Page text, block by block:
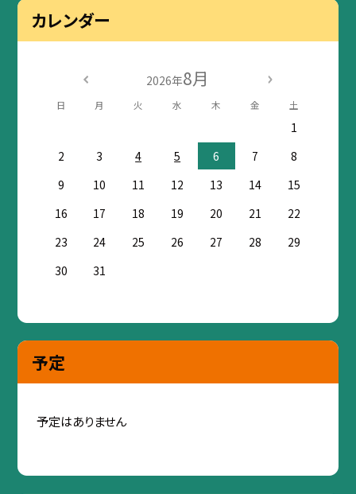
カレンダー
2026年8月
日 月 火 水 木 金 土
1
2
3 4 5 6 7
8
9
10 11 12 13 14
15
16
17 18 19 20 21
22
23
24 25 26 27 28
29
30
31
予定
予定はありません